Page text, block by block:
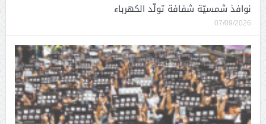
نوافذ شمسيّة شفافة تولّد الكهرباء
07/09/2026